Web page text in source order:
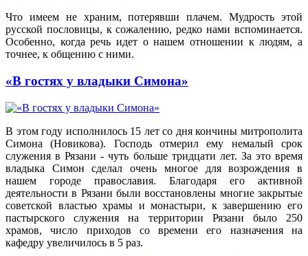
Что имеем не храним, потерявши плачем. Мудрость этой
русской пословицы, к сожалению, редко нами вспоминается.
Особенно, когда речь идет о нашем отношении к людям, а
точнее, к общению с ними.
«В гостях у владыки Симона»
В этом году исполнилось 15 лет со дня кончины митрополита
Симона (Новикова). Господь отмерил ему немалый срок
служения в Рязани - чуть больше тридцати лет. За это время
владыка Симон сделал очень многое для возрождения в
нашем городе православия. Благодаря его активной
деятельности в Рязани были восстановлены многие закрытые
советской властью храмы и монастыри, к завершению его
пастырского служения на территории Рязани было 250
храмов, число приходов со времени его назначения на
кафедру увеличилось в 5 раз.